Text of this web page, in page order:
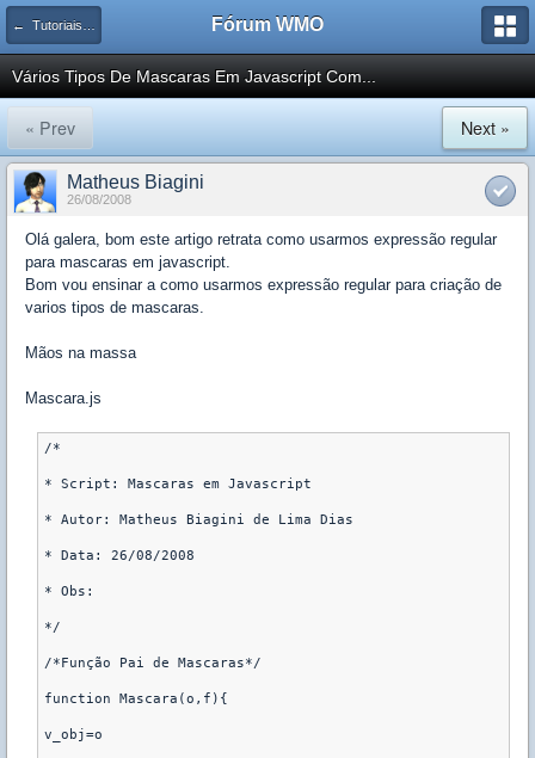
← Tutoriais e Artigos de Javascript, Ajax e Metodologias Fórum WMO
Vários Tipos De Mascaras Em Javascript Com...
« Prev Next »
Matheus Biagini
26/08/2008
Olá galera, bom este artigo retrata como usarmos expressão regular
para mascaras em javascript.
Bom vou ensinar a como usarmos expressão regular para criação de
varios tipos de mascaras.
Mãos na massa
Mascara.js
/*
* Script: Mascaras em Javascript
* Autor: Matheus Biagini de Lima Dias
* Data: 26/08/2008
* Obs:
*/
/*Função Pai de Mascaras*/
function Mascara(o,f){
v_obj=o